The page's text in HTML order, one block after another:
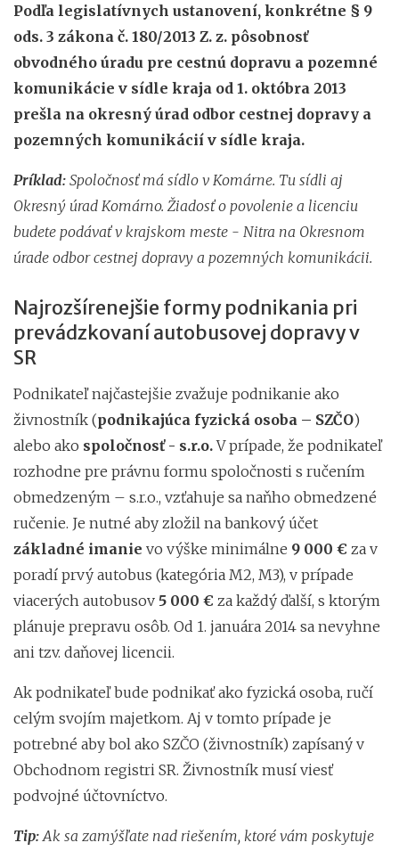
Podľa legislatívnych ustanovení, konkrétne § 9
ods. 3 zákona č. 180/2013 Z. z. pôsobnosť
obvodného úradu pre cestnú dopravu a pozemné
komunikácie v sídle kraja od 1. októbra 2013
prešla na okresný úrad odbor cestnej dopravy a
pozemných komunikácií v sídle kraja.
Príklad: Spoločnosť má sídlo v Komárne. Tu sídli aj
Okresný úrad Komárno. Žiadosť o povolenie a licenciu
budete podávať v krajskom meste - Nitra na Okresnom
úrade odbor cestnej dopravy a pozemných komunikácii.
Najrozšírenejšie formy podnikania pri
prevádzkovaní autobusovej dopravy v
SR
Podnikateľ najčastejšie zvažuje podnikanie ako
živnostník (podnikajúca fyzická osoba – SZČO)
alebo ako spoločnosť - s.r.o.V prípade, že podnikateľ
rozhodne pre právnu formu spoločnosti s ručením
obmedzeným – s.r.o., vzťahuje sa naňho obmedzené
ručenie. Je nutné aby zložil na bankový účet
základné imanie vo výške minimálne 9 000 € za v
poradí prvý autobus (kategória M2, M3), v prípade
viacerých autobusov 5 000 € za každý ďalší, s ktorým
plánuje prepravu osôb. Od 1. januára 2014 sa nevyhne
ani tzv. daňovej licencii.
Ak podnikateľ bude podnikať ako fyzická osoba, ručí
celým svojím majetkom. Aj v tomto prípade je
potrebné aby bol ako SZČO (živnostník) zapísaný v
Obchodnom registri SR. Živnostník musí viesť
podvojné účtovníctvo.
Tip: Ak sa zamýšľate nad riešením, ktoré vám poskytuje